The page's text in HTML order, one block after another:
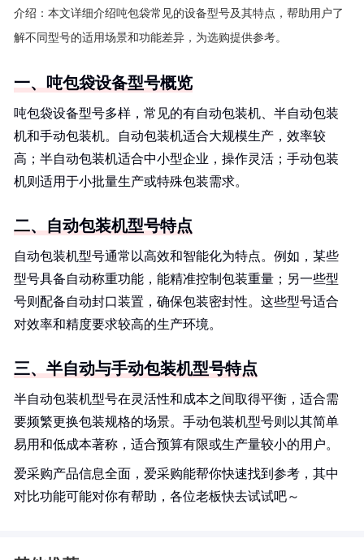
介绍： 本文详细介绍吨包袋常见的设备型号及其特点，帮助用户了
解不同型号的适用场景和功能差异，为选购提供参考。
一、吨包袋设备型号概览
吨包袋设备型号多样，常见的有自动包装机、半自动包装
机和手动包装机。自动包装机适合大规模生产，效率较
高；半自动包装机适合中小型企业，操作灵活；手动包装
机则适用于小批量生产或特殊包装需求。
二、自动包装机型号特点
自动包装机型号通常以高效和智能化为特点。例如，某些
型号具备自动称重功能，能精准控制包装重量；另一些型
号则配备自动封口装置，确保包装密封性。这些型号适合
对效率和精度要求较高的生产环境。
三、半自动与手动包装机型号特点
半自动包装机型号在灵活性和成本之间取得平衡，适合需
要频繁更换包装规格的场景。手动包装机型号则以其简单
易用和低成本著称，适合预算有限或生产量较小的用户。
爱采购产品信息全面，爱采购能帮你快速找到参考，其中
对比功能可能对你有帮助，各位老板快去试试吧～